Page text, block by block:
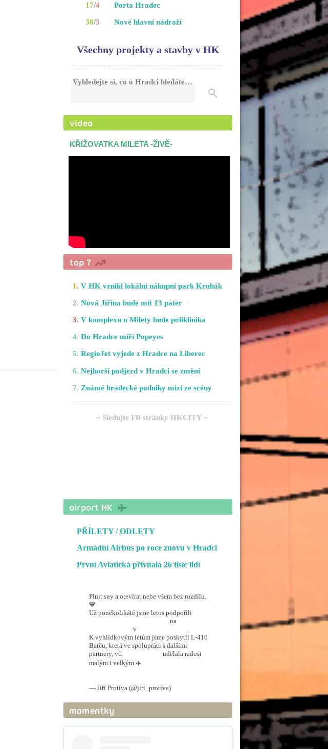
17/4
38/3
Porta Hradec
Nové hlavní nádraží
Všechny projekty a stavby v HK
Vyhledejte si, co o Hradci hledáte…
KŘIŽOVATKA MILETA -ŽIVĚ-
1. V HK vznikl lokální nákupní park Kruhák
2. Nová Jiřina bude mít 13 pater
3. V komplexu u Milety bude poliklinika
4. Do Hradce míří Popeyes
5. RegioJet vyjede z Hradce na Liberec
6. Nejhorší podjezd v Hradci se změní
7. Známé hradecké podniky mizí ze scény
~ Sledujte FB stránky HKCITY ~
PŘÍLETY / ODLETY
Armádní Airbus po roce znovu v Hradci
První Aviatická přivítala 26 tisíc lidí
Plnit sny a otevírat nebe všem bez rozdílu.
💙
Už poněkolikáté jsme letos podpořili
na
v
.
K vyhlídkovým letům jsme poskytli L-410
Barču, která ve spolupráci s dalšími
partnery, vč.
udělala radost
malým i velkým.✈️
— Jiří Protiva (@jiri_protiva)